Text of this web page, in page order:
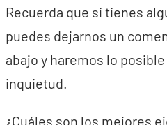
Recuerda que si tienes
puedes dejarnos un
abajo y haremos lo
inquietud.
¿Cuáles son los mejores